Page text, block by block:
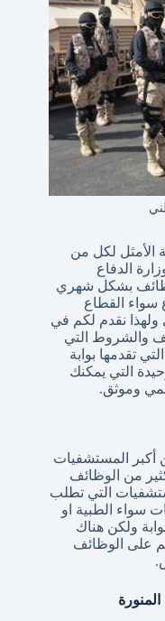
الأمثل لكل من
الدفاع
بشكل شهري
سواء القطاع
ولهذا نقدم لكم في
والشروط التي
تقدمها بوابة
التي يمكنك
وموثق.
أكبر المستشفيات
من الوظائف
التي تطلب
سواء الطبية او
ولكن هناك
على الوظائف